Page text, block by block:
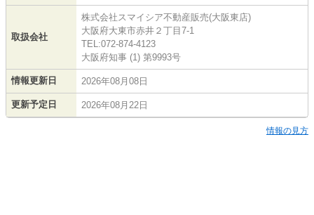
取扱会社
株式会社スマイシア不動産販売(大阪東店)
大阪府大東市赤井２丁目7-1
TEL:072-874-4123
大阪府知事 (1) 第9993号
情報更新日 2026年08月08日
更新予定日 2026年08月22日
情報の見方